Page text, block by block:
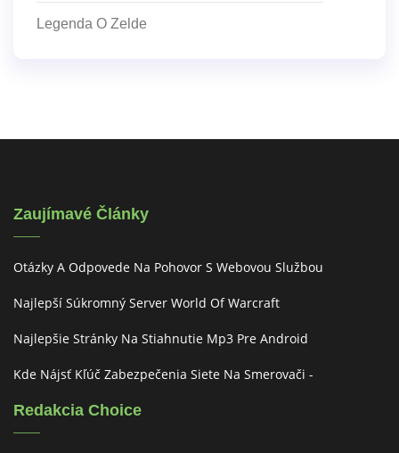
Legenda O Zelde
Zaujímavé Články
Otázky A Odpovede Na Pohovor S Webovou Službou
Najlepší Súkromný Server World Of Warcraft
Najlepšie Stránky Na Stiahnutie Mp3 Pre Android
Kde Nájsť Kľúč Zabezpečenia Siete Na Smerovači -
Redakcia Choice